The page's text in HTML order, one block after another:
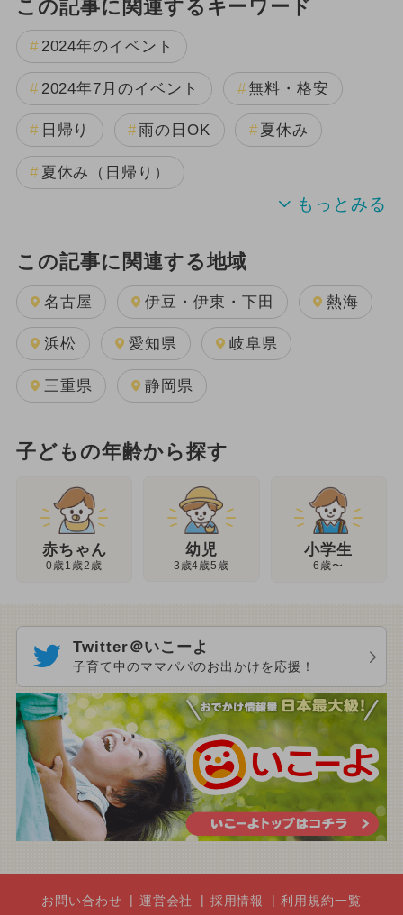
この記事に関連するキーワード
2024年のイベント
2024年7月のイベント 無料・格安
日帰り 雨の日OK 夏休み
夏休み（日帰り）
この記事に関連する地域
名古屋 伊豆・伊東・下田 熱海
浜松 愛知県 岐阜県
三重県 静岡県
子どもの年齢から探す
赤ちゃん
0歳1歳2歳
幼児
3歳4歳5歳
小学生
6歳〜
Twitter＠いこーよ
子育て中のママパパのお出かけを応援！
お問い合わせ 運営会社 採用情報 利用規約一覧